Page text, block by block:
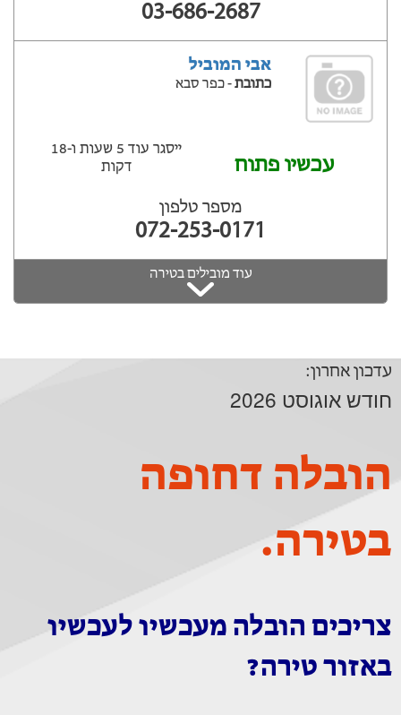
03-686-2687
אבי המוביל
כתובת- כפר סבא
עכשיו פתוח
ייסגר עוד 5 שעות ‫ו-18
דקות
מספר טלפון
072-253-0171
עוד מובילים בטירה
עדכון אחרון:
חודש אוגוסט 2026
הובלה דחופה
בטירה.
צריכים הובלה מעכשיו לעכשיו
באזור טירה?